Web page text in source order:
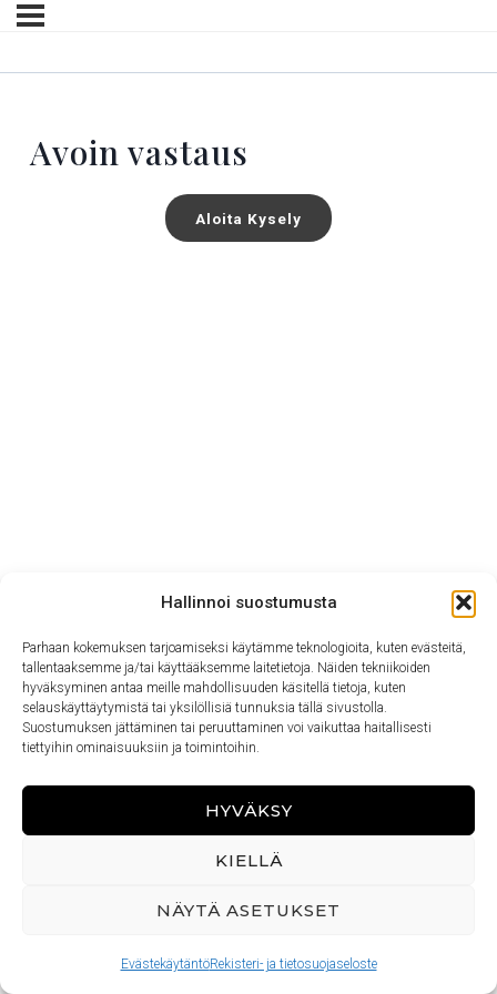
Hallinnoi suostumusta
Parhaan kokemuksen tarjoamiseksi käytämme teknologioita, kuten evästeitä,
tallentaaksemme ja/tai käyttääksemme laitetietoja. Näiden tekniikoiden
hyväksyminen antaa meille mahdollisuuden käsitellä tietoja, kuten
selauskäyttäytymistä tai yksilöllisiä tunnuksia tällä sivustolla.
Suostumuksen jättäminen tai peruuttaminen voi vaikuttaa haitallisesti
tiettyihin ominaisuuksiin ja toimintoihin.
HYVÄKSY
KIELLÄ
NÄYTÄ ASETUKSET
EvästekäytäntöRekisteri- ja tietosuojaseloste
Avoin vastaus